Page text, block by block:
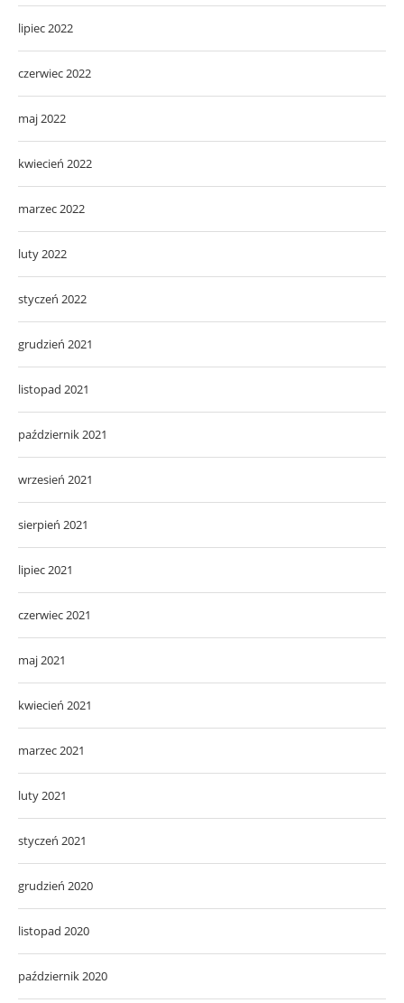
lipiec 2022
czerwiec 2022
maj 2022
kwiecień 2022
marzec 2022
luty 2022
styczeń 2022
grudzień 2021
listopad 2021
październik 2021
wrzesień 2021
sierpień 2021
lipiec 2021
czerwiec 2021
maj 2021
kwiecień 2021
marzec 2021
luty 2021
styczeń 2021
grudzień 2020
listopad 2020
październik 2020